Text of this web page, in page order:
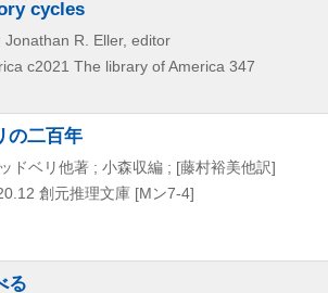
cycles
Jonathan R. Eller, editor
c2021 The library of America 347
の二百年
ドベリ他著 ; 小森収編 ; [藤村裕美他訳]
創元推理文庫 [Mン7-4]
る